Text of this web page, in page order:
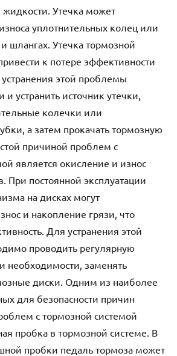
жидкости. Утечка может
уплотнительных колец или
шлангах. Утечка тормозной
к потере эффективности
этой проблемы
устранить источник утечки,
колечки или
а затем прокачать тормозную
причиной проблем с
является окисление и износ
При постоянной эксплуатации
на дисках могут
и накопление грязи, что
Для устранения этой
проводить регулярную
необходимости, заменять
диски. Одним из наиболее
для безопасности причин
с тормозной системой
пробка в тормозной системе. В
пробки педаль тормоза может